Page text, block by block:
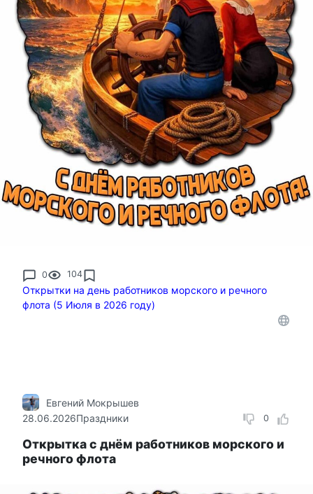
0 104
Открытки на день работников морского и речного
флота (5 Июля в 2026 году)
0
Евгений Мокрышев
28.06.2026Праздники
Открытка с днём работников морского и
речного флота